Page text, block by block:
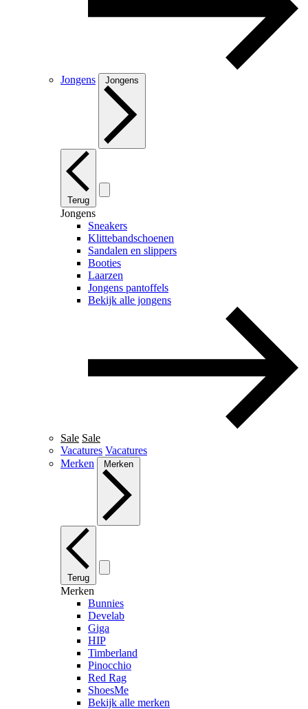
Jongens Jongens
Terug
Jongens
Sneakers
Klittebandschoenen
Sandalen en slippers
Booties
Laarzen
Jongens pantoffels
Bekijk alle jongens
Sale Sale
Vacatures Vacatures
Merken
Merken
Terug
Merken
Bunnies
Develab
Giga
HIP
Timberland
Pinocchio
Red Rag
ShoesMe
Bekijk alle merken